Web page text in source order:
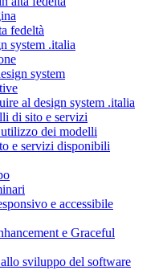
fedeltà
system .italia
system
al design system .italia
di sito e servizi
dei modelli
e servizi disponibili
e accessibile
e Graceful
sviluppo del software